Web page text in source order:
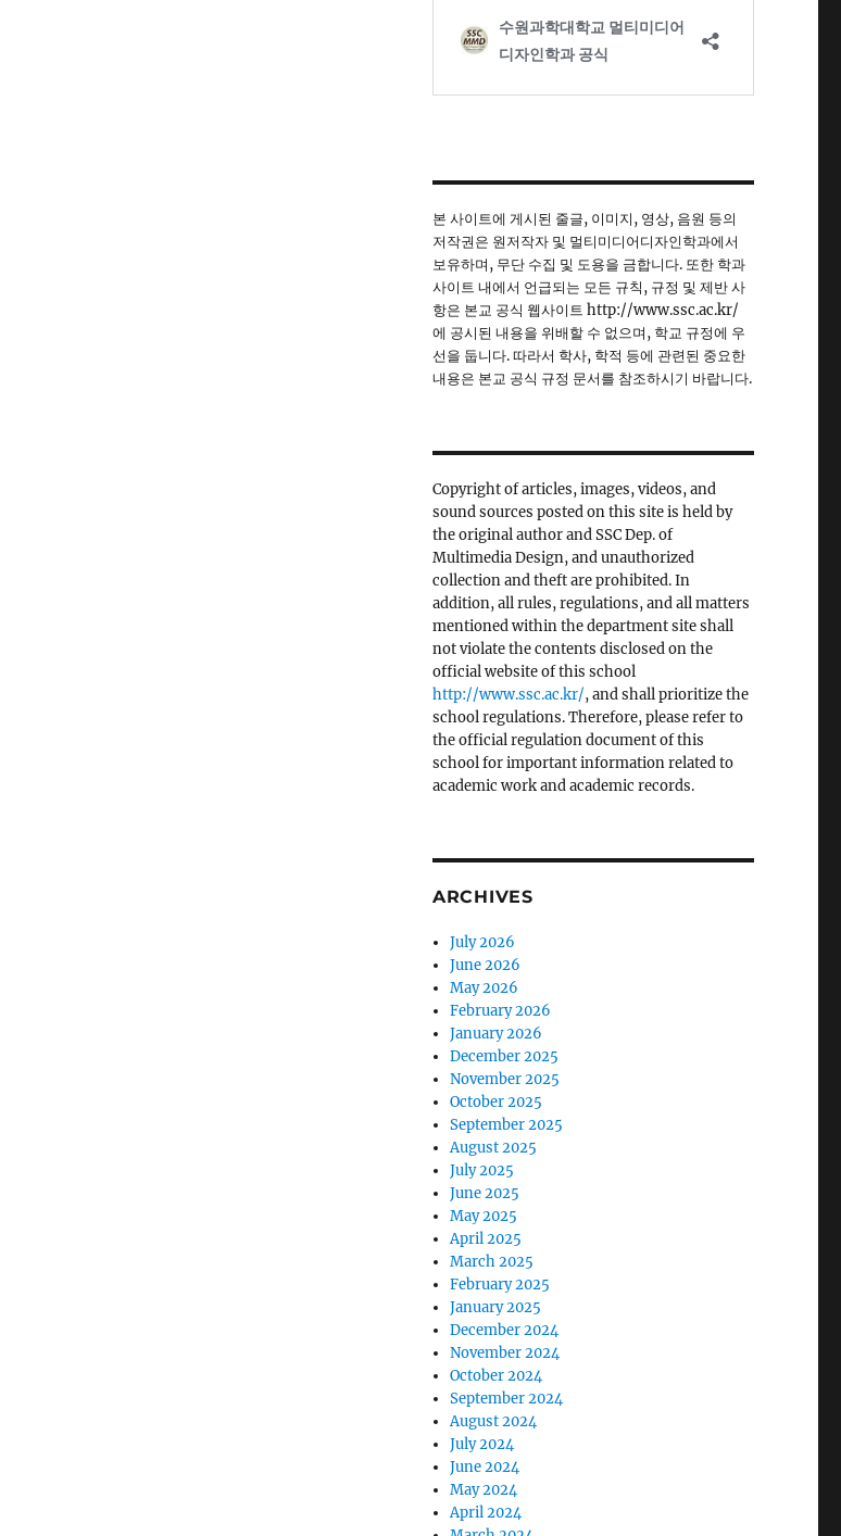
본 사이트에 게시된 줄글, 이미지, 영상, 음원 등의
저작권은 원저작자 및 멀티미디어디자인학과에서
보유하며, 무단 수집 및 도용을 금합니다. 또한 학과
사이트 내에서 언급되는 모든 규칙, 규정 및 제반 사
항은 본교 공식 웹사이트 http://www.ssc.ac.kr/
에 공시된 내용을 위배할 수 없으며, 학교 규정에 우
선을 둡니다. 따라서 학사, 학적 등에 관련된 중요한
내용은 본교 공식 규정 문서를 참조하시기 바랍니다.
Copyright of articles, images, videos, and
sound sources posted on this site is held by
the original author and SSC Dep. of
Multimedia Design, and unauthorized
collection and theft are prohibited. In
addition, all rules, regulations, and all matters
mentioned within the department site shall
not violate the contents disclosed on the
official website of this school
http://www.ssc.ac.kr/, and shall prioritize the
school regulations. Therefore, please refer to
the official regulation document of this
school for important information related to
academic work and academic records.
ARCHIVES
July 2026
June 2026
May 2026
February 2026
January 2026
December 2025
November 2025
October 2025
September 2025
August 2025
July 2025
June 2025
May 2025
April 2025
March 2025
February 2025
January 2025
December 2024
November 2024
October 2024
September 2024
August 2024
July 2024
June 2024
May 2024
April 2024